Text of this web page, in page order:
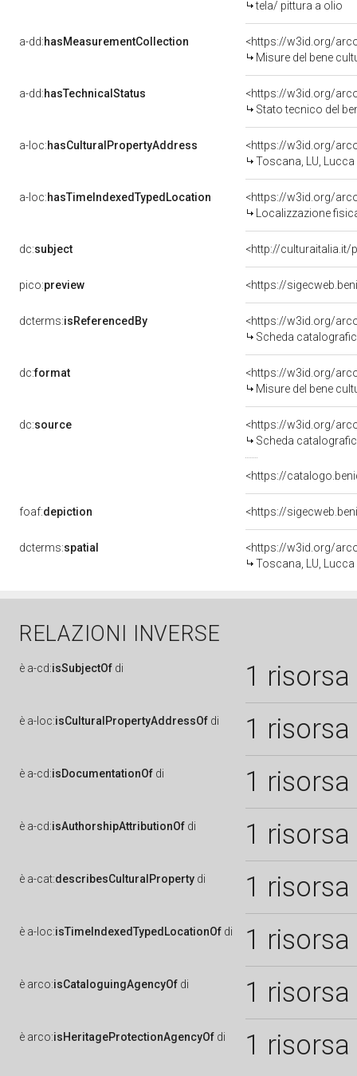
tela/ pittura a olio
a-dd:hasMeasurementCollection
<https://w3id.org/
Misure del bene
a-dd:hasTechnicalStatus
<https://w3id.org/
Stato tecnico del
a-loc:hasCulturalPropertyAddress
<https://w3id.org/
Toscana, LU, Lucca
a-loc:hasTimeIndexedTypedLocation
<https://w3id.org/
Localizzazione
dc:subject <http://culturaitalia.it/
pico:preview <https://
dcterms:isReferencedBy
<https://w3id.org/
Scheda
dc:format
<https://w3id.org/
Misure del bene
dc:source
<https://w3id.org/
Scheda
<https://
foaf:depiction <https://
dcterms:spatial
<https://w3id.org/
Toscana, LU, Lucca
RELAZIONI INVERSE
è a-cd:isSubjectOf di 1 risorsa
è a-loc:isCulturalPropertyAddressOf di 1 risorsa
è a-cd:isDocumentationOf di 1 risorsa
è a-cd:isAuthorshipAttributionOf di 1 risorsa
è a-cat:describesCulturalProperty di 1 risorsa
è a-loc:isTimeIndexedTypedLocationOf di 1 risorsa
è arco:isCataloguingAgencyOf di 1 risorsa
è arco:isHeritageProtectionAgencyOf di 1 risorsa